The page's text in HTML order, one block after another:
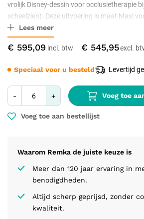
€ 595,09 € 545,95
- + Voeg toe
Voeg toe aan bestellijst
Waarom Remka de juiste keuze is
Meer dan 120 jaar ervaring in
benodigdheden.
Altijd scherp geprijsd, zonder
kwaliteit.
Speciaal voor u besteld Levertijd
vrolijk Disney-dessin voor occlusietherapie
scheelzien). Deze uitvoering is maat Maxi
en wordt geleverd per 100 stuks. De pleister
met een niet-klevend kompresje over het
het sterke oog gedragen om het zwakkere
bestelling is een doos van 6 x 100 stuks.
Lees meer